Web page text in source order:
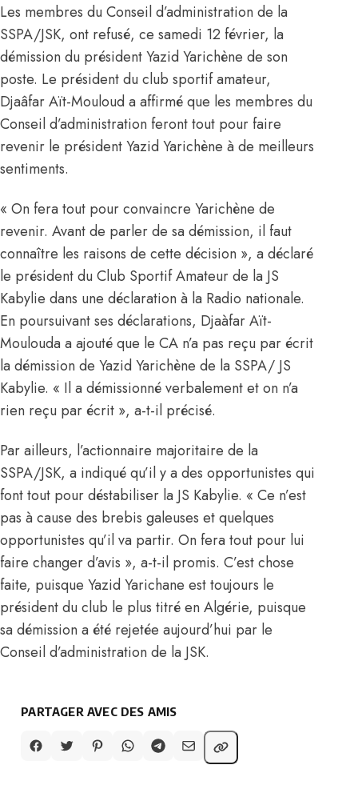
Les membres du Conseil d’administration de la
SSPA/JSK, ont refusé, ce samedi 12 février, la
démission du président Yazid Yarichène de son
poste. Le président du club sportif amateur,
Djaâfar Aït-Mouloud a affirmé que les membres du
Conseil d’administration feront tout pour faire
revenir le président Yazid Yarichène à de meilleurs
sentiments.
« On fera tout pour convaincre Yarichène de
revenir. Avant de parler de sa démission, il faut
connaître les raisons de cette décision », a déclaré
le président du Club Sportif Amateur de la JS
Kabylie dans une déclaration à la Radio nationale.
En poursuivant ses déclarations, Djaàfar Aït-
Moulouda a ajouté que le CA n’a pas reçu par écrit
la démission de Yazid Yarichène de la SSPA/ JS
Kabylie. « Il a démissionné verbalement et on n’a
rien reçu par écrit », a-t-il précisé.
Par ailleurs, l’actionnaire majoritaire de la
SSPA/JSK, a indiqué qu’il y a des opportunistes qui
font tout pour déstabiliser la JS Kabylie. « Ce n’est
pas à cause des brebis galeuses et quelques
opportunistes qu’il va partir. On fera tout pour lui
faire changer d’avis », a-t-il promis. C’est chose
faite, puisque Yazid Yarichane est toujours le
président du club le plus titré en Algérie, puisque
sa démission a été rejetée aujourd’hui par le
Conseil d’administration de la JSK.
PARTAGER AVEC DES AMIS